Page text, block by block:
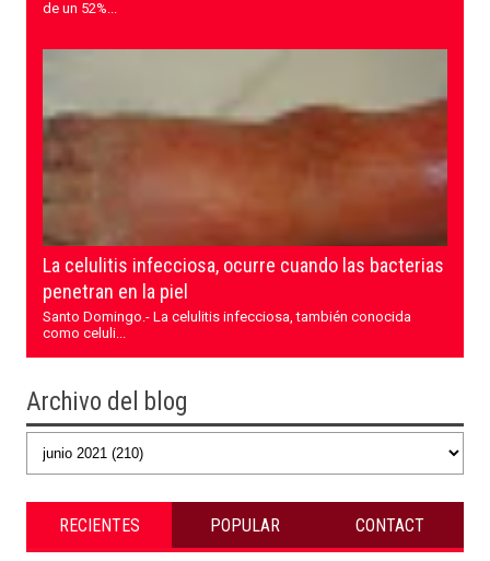
de un 52%...
La celulitis infecciosa, ocurre cuando las bacterias
penetran en la piel
Santo Domingo.- La celulitis infecciosa, también conocida
como celuli...
Archivo del blog
RECIENTES POPULAR CONTACT